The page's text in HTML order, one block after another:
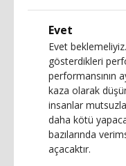
Evet
Evet
gösterdikleri
performansının
kaza olarak
insanlar
daha kötü
bazılarında
açacaktır.